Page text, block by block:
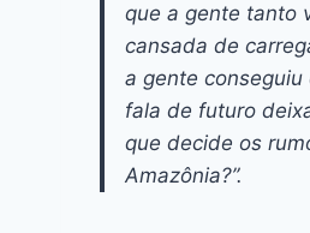
que a gente tanto
cansada de
a gente
fala de futuro
que decide os
Amazônia?”.